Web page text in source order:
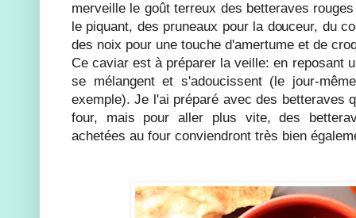
merveille le goût terreux des betteraves
le piquant, des pruneaux pour la douceur, du
des noix pour une touche d'amertume et de
Ce caviar est à préparer la veille: en reposant
se mélangent et s'adoucissent (le jour-
exemple). Je l'ai préparé avec des betteraves
four, mais pour aller plus vite, des
achetées au four conviendront très bien